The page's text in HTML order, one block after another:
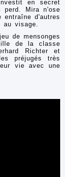
en secret
perd. Mira n'ose
d'autres
visage.
de mensonges
de la classe
Richter et
préjugés très
vie avec une